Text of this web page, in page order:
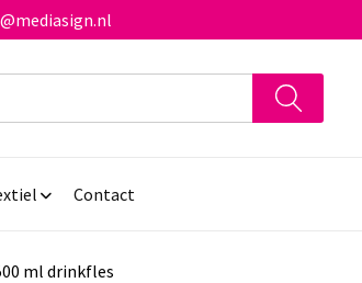
Contact
ml drinkfles